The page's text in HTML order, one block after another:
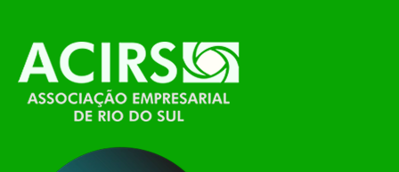
ACIRS, Jardel José Busarello, com os núcleos…